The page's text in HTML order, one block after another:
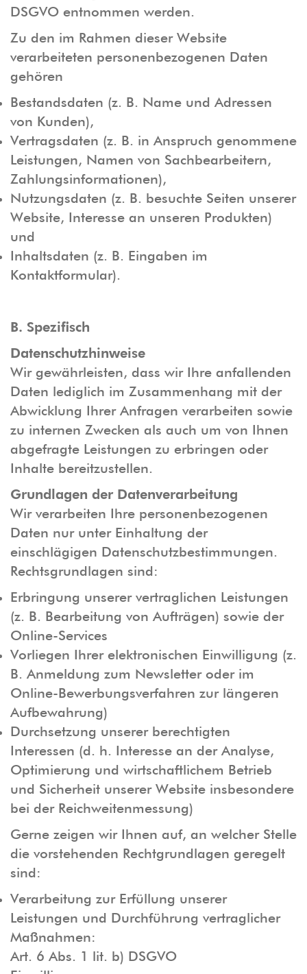
DSGVO entnommen werden.
Zu den im Rahmen dieser Website
verarbeiteten personenbezogenen Daten
gehören
Bestandsdaten (z. B. Name und Adressen
von Kunden),
Vertragsdaten (z. B. in Anspruch genommene
Leistungen, Namen von Sachbearbeitern,
Zahlungsinformationen),
Nutzungsdaten (z. B. besuchte Seiten unserer
Website, Interesse an unseren Produkten)
und
Inhaltsdaten (z. B. Eingaben im
Kontaktformular).
B. Spezifisch
Datenschutzhinweise
Wir gewährleisten, dass wir Ihre anfallenden
Daten lediglich im Zusammenhang mit der
Abwicklung Ihrer Anfragen verarbeiten sowie
zu internen Zwecken als auch um von Ihnen
abgefragte Leistungen zu erbringen oder
Inhalte bereitzustellen.
Grundlagen der Datenverarbeitung
Wir verarbeiten Ihre personenbezogenen
Daten nur unter Einhaltung der
einschlägigen Datenschutzbestimmungen.
Rechtsgrundlagen sind:
Erbringung unserer vertraglichen Leistungen
(z. B. Bearbeitung von Aufträgen) sowie der
Online-Services
Vorliegen Ihrer elektronischen Einwilligung (z.
B. Anmeldung zum Newsletter oder im
Online-Bewerbungsverfahren zur längeren
Aufbewahrung)
Durchsetzung unserer berechtigten
Interessen (d. h. Interesse an der Analyse,
Optimierung und wirtschaftlichem Betrieb
und Sicherheit unserer Website insbesondere
bei der Reichweitenmessung)
Gerne zeigen wir Ihnen auf, an welcher Stelle
die vorstehenden Rechtgrundlagen geregelt
sind:
Verarbeitung zur Erfüllung unserer
Leistungen und Durchführung vertraglicher
Maßnahmen:
Art. 6 Abs. 1 lit. b) DSGVO